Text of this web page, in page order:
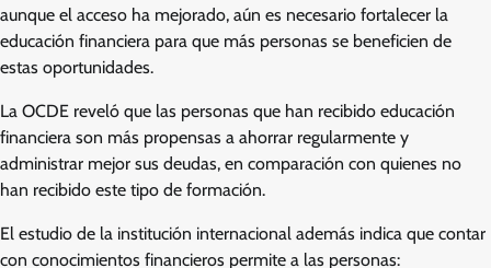
aunque el acceso ha mejorado, aún es necesario fortalecer la
educación financiera para que más personas se beneficien de
estas oportunidades.
La OCDE reveló que las personas que han recibido educación
financiera son más propensas a ahorrar regularmente y
administrar mejor sus deudas, en comparación con quienes no
han recibido este tipo de formación.
El estudio de la institución internacional además indica que contar
con conocimientos financieros permite a las personas: